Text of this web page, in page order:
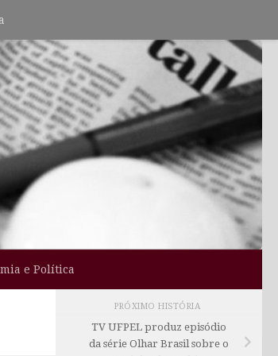
e Política
PRÓXIMO HISTÓRIA
TV UFPEL produz episódio
da série Olhar Brasil sobre o